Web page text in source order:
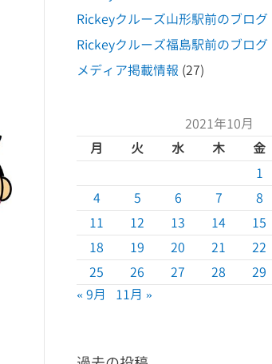
Rickeyクルーズ山形駅前のブログ
Rickeyクルーズ福島駅前のブログ
メディア掲載情報 (27)
2021年10月
月
火 水 木 金
1
4
5 6 7 8
11
12 13 14 15
18
19 20 21 22
25
26 27 28 29
« 9月
11月 »